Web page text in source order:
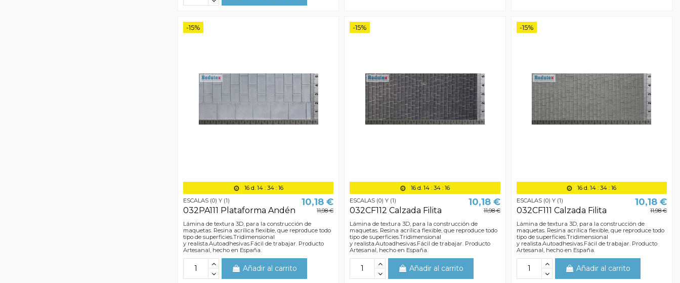
-15%
16d. 14: 34: 15
ESCALAS (0) Y (1)
032PA111 Plataforma Andén
10,18 €
11,98 €
Lámina de textura 3D, para la construcción de
maquetas. Resina acrílica flexible, que reproduce todo
tipo de superficies.Tridimensional
y realista.Autoadhesivas.Fácil de trabajar. Producto
Artesanal, hecho en España.
Añadir al carrito
-15%
16d. 14: 34: 15
ESCALAS (0) Y (1)
032CF112 Calzada Filita
10,18 €
11,98 €
Lámina de textura 3D, para la construcción de
maquetas. Resina acrílica flexible, que reproduce todo
tipo de superficies.Tridimensional
y realista.Autoadhesivas.Fácil de trabajar. Producto
Artesanal, hecho en España.
Añadir al carrito
-15%
16 d. 14 :34 :15
ESCALAS (0) Y (1)
032CF111 Calzada Filita
10,18 €
11,98 €
Lámina de textura 3D, para la construcción de
maquetas. Resina acrílica flexible, que reproduce todo
tipo de superficies.Tridimensional
y realista.Autoadhesivas.Fácil de trabajar. Producto
Artesanal, hecho en España.
Añadir al carrito